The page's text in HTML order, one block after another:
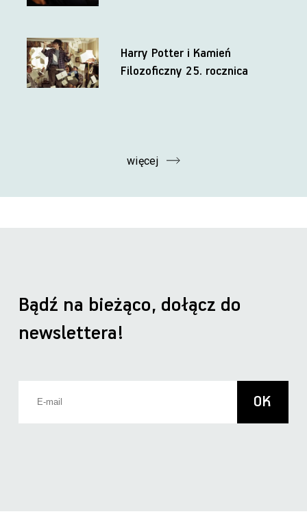
Harry Potter i Kamień
Filozoficzny 25. rocznica
więcej
Bądź na bieżąco, dołącz do
newslettera!